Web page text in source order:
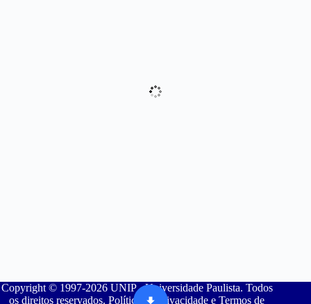
Copyright © 1997-2026 UNIP - Universidade Paulista. Todos
os direitos reservados. Política de Privacidade e Termos de